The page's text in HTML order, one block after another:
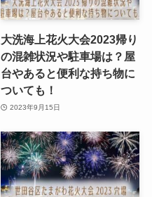
大洗海上花火大会2023帰り
の混雑状況や駐車場は？屋
台やあると便利な持ち物に
ついても！
2023年9月15日